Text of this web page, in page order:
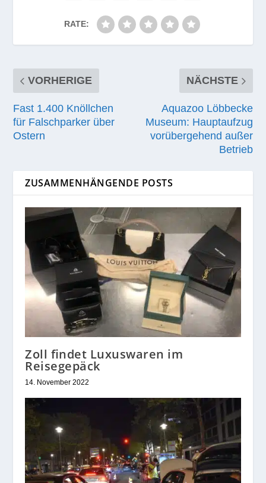
RATE:
VORHERIGE
Fast 1.400 Knöllchen
für Falschparker über
Ostern
NÄCHSTE
Aquazoo Löbbecke
Museum: Hauptaufzug
vorübergehend außer
Betrieb
ZUSAMMENHÄNGENDE POSTS
Zoll findet Luxuswaren im
Reisegepäck
14. November 2022